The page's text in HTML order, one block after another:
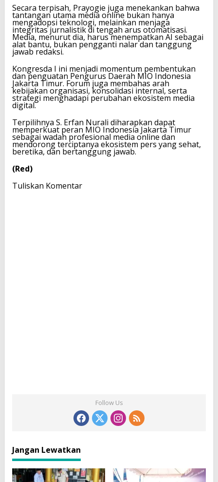
Secara terpisah, Prayogie juga menekankan bahwa
tantangan utama media online bukan hanya
mengadopsi teknologi, melainkan menjaga
integritas jurnalistik di tengah arus otomatisasi.
Media, menurut dia, harus menempatkan AI sebagai
alat bantu, bukan pengganti nalar dan tanggung
jawab redaksi.
Kongresda I ini menjadi momentum pembentukan
dan penguatan Pengurus Daerah MIO Indonesia
Jakarta Timur. Forum juga membahas arah
kebijakan organisasi, konsolidasi internal, serta
strategi menghadapi perubahan ekosistem media
digital.
Terpilihnya S. Erfan Nurali diharapkan dapat
memperkuat peran MIO Indonesia Jakarta Timur
sebagai wadah profesional media online dan
mendorong terciptanya ekosistem pers yang sehat,
beretika, dan bertanggung jawab.
(Red)
Tuliskan Komentar
Follow Us
Jangan Lewatkan